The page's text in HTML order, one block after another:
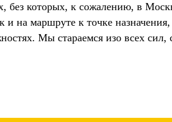
без которых, к сожалению, в
и на маршруте к точке
Мы стараемся изо всех